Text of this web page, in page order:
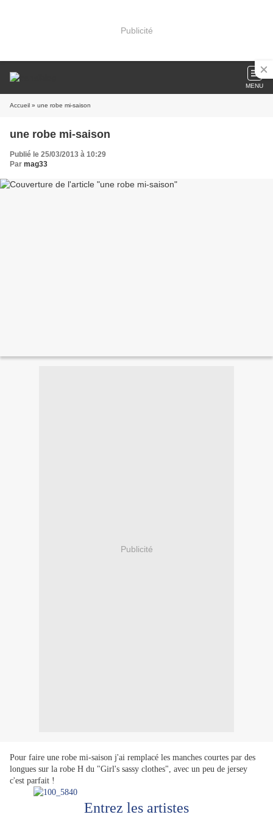
Publicité
MENU
Accueil » une robe mi-saison
une robe mi-saison
Publié le 25/03/2013 à 10:29
Par mag33
Publicité
Pour faire une robe mi-saison j'ai remplacé les manches courtes par des
longues sur la robe H du "Girl's sassy clothes", avec un peu de jersey
c'est parfait !
Entrez les artistes